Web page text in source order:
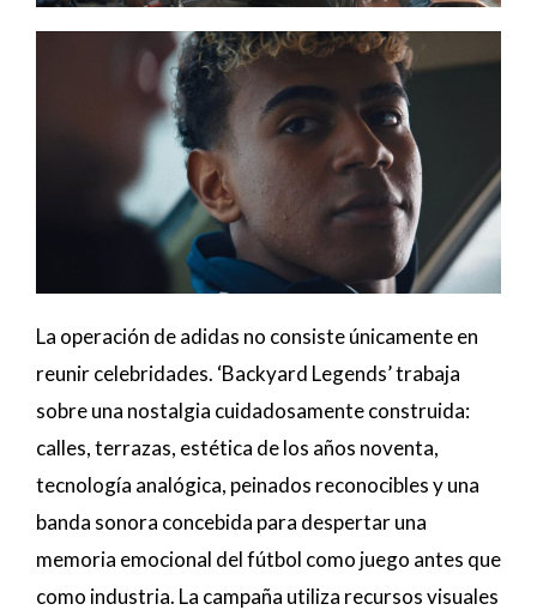
La operación de adidas no consiste únicamente en
reunir celebridades. ‘Backyard Legends’ trabaja
sobre una nostalgia cuidadosamente construida:
calles, terrazas, estética de los años noventa,
tecnología analógica, peinados reconocibles y una
banda sonora concebida para despertar una
memoria emocional del fútbol como juego antes que
como industria. La campaña utiliza recursos visuales